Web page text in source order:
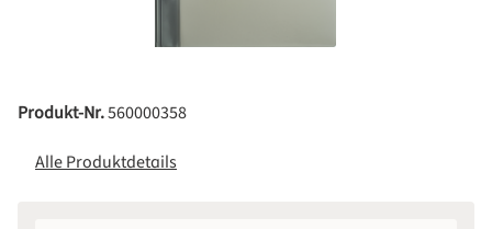
Produkt-Nr.560000358
Alle Produktdetails